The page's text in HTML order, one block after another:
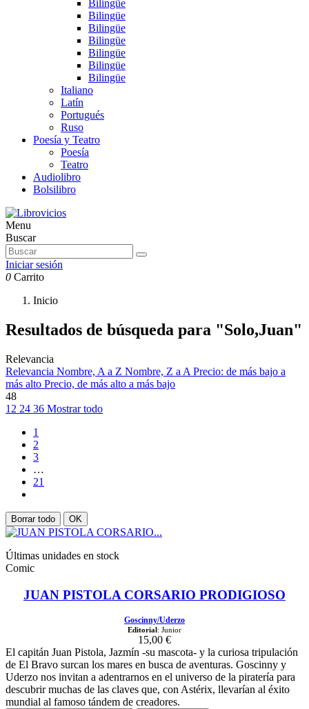
Bilingüe
Bilingüe
Bilingüe
Bilingüe
Bilingüe
Bilingüe
Bilingüe
Italiano
Latín
Portugués
Ruso
Poesía y Teatro
Poesía
Teatro
Audiolibro
Bolsilibro
Menu
Buscar
Iniciar sesión
0 Carrito
Inicio
Resultados de búsqueda para "Solo,Juan"
Relevancia
Relevancia Nombre, A a Z Nombre, Z a A Precio: de más bajo a
más alto Precio, de más alto a más bajo
48
12 24 36 Mostrar todo
1
2
3
…
21
Borrar todo OK
Últimas unidades en stock
Comic
JUAN PISTOLA CORSARIO PRODIGIOSO
Goscinny/Uderzo
Editorial : Junior
15,00 €
El capitán Juan Pistola, Jazmín -su mascota- y la curiosa tripulación
de El Bravo surcan los mares en busca de aventuras. Goscinny y
Uderzo nos invitan a adentrarnos en el universo de la piratería para
descubrir muchas de las claves que, con Astérix, llevarían al éxito
mundial al famoso tándem de creadores.